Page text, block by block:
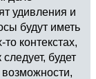
удивления и
будут иметь
контекстах,
будет